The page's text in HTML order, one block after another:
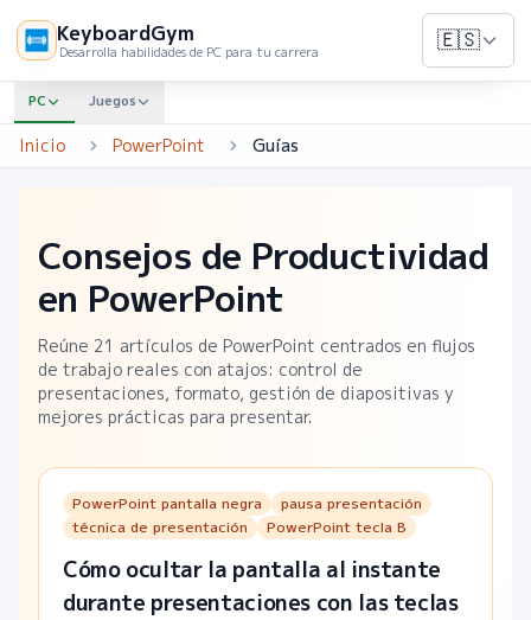
KeyboardGym
Desarrolla habilidades de PC para tu carrera 🇪🇸
PC Juegos
Inicio PowerPoint Guías
Consejos de Productividad
en PowerPoint
Reúne 21 artículos de PowerPoint centrados en flujos
de trabajo reales con atajos: control de
presentaciones, formato, gestión de diapositivas y
mejores prácticas para presentar.
PowerPoint pantalla negra
pausa presentación
técnica de presentación
PowerPoint tecla B
Cómo ocultar la pantalla al instante
durante presentaciones con las teclas